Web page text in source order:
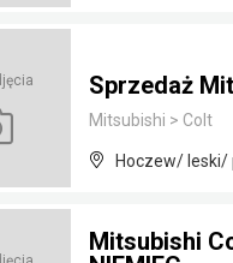
Sprzedaż
Mitsubishi > Colt
Hoczew/ leski/
Mitsubishi